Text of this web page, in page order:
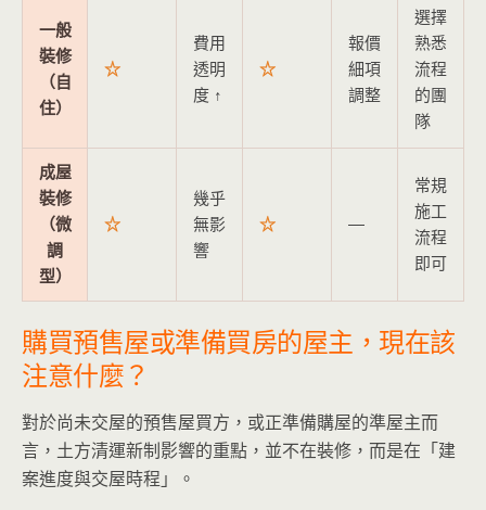
一般
裝修
（自
住）
☆
費用
透明
度 ↑
☆
報價
細項
調整
選擇
熟悉
流程
的團
隊
成屋
裝修
（微
調
型）
☆
幾乎
無影
響
☆ —
常規
施工
流程
即可
購買預售屋或準備買房的屋主，現在該
注意什麼？
對於尚未交屋的預售屋買方，或正準備購屋的準屋主而
言，土方清運新制影響的重點，並不在裝修，而是在「建
案進度與交屋時程」。